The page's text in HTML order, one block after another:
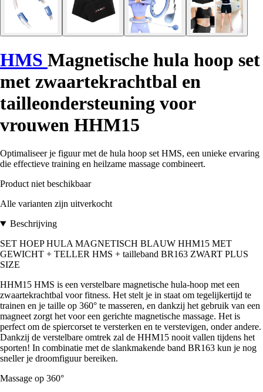
HMS Magnetische hula hoop set
met zwaartekrachtbal en
tailleondersteuning voor
vrouwen HHM15
Optimaliseer je figuur met de hula hoop set HMS, een unieke ervaring
die effectieve training en heilzame massage combineert.
Product niet beschikbaar
Alle varianten zijn uitverkocht
Beschrijving
SET HOEP HULA MAGNETISCH BLAUW HHM15 MET
GEWICHT + TELLER HMS + tailleband BR163 ZWART PLUS
SIZE
HHM15 HMS is een verstelbare magnetische hula-hoop met een
zwaartekrachtbal voor fitness. Het stelt je in staat om tegelijkertijd te
trainen en je taille op 360° te masseren, en dankzij het gebruik van een
magneet zorgt het voor een gerichte magnetische massage. Het is
perfect om de spiercorset te versterken en te verstevigen, onder andere.
Dankzij de verstelbare omtrek zal de HHM15 nooit vallen tijdens het
sporten! In combinatie met de slankmakende band BR163 kun je nog
sneller je droomfiguur bereiken.
Massage op 360°